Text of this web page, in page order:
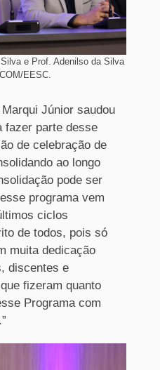
e Prof. Adenilso da Silva
EESC.
Júnior saudou
fazer parte desse
de celebração de
ao longo
pode ser
programa vem
ciclos
de todos, pois só
muita dedicação
discentes e
fizeram quanto
Programa com